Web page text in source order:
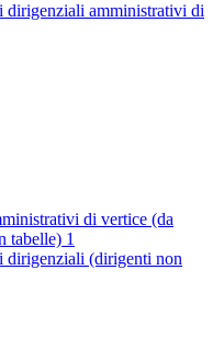
dirigenziali amministrativi di
di vertice (da
tabelle) 1
dirigenziali (dirigenti non